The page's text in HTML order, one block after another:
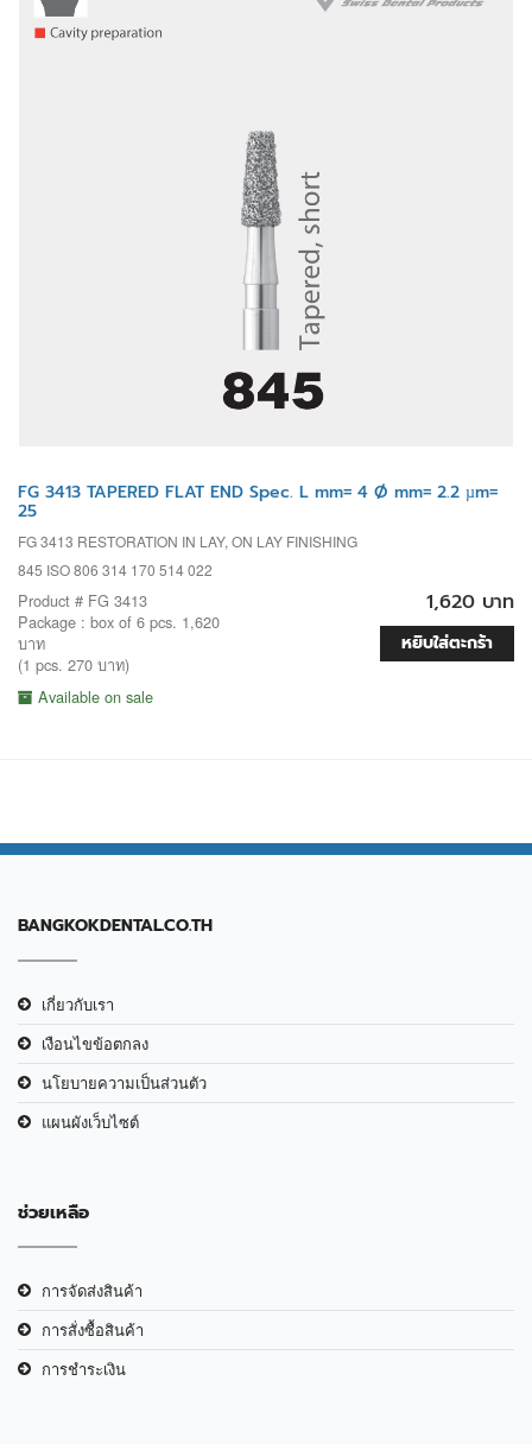
FG 3413 TAPERED FLAT END Spec. L mm= 4 Ø mm= 2.2 µm=
25
FG 3413 RESTORATION IN LAY, ON LAY FINISHING
845 ISO 806 314 170 514 022
Product # FG 3413
Package : box of 6 pcs. 1,620
บาท
(1 pcs. 270 บาท)
Available on sale
1,620 บาท
หยิบใส่ตะกร้า
BANGKOKDENTAL.CO.TH
เกี่ยวกับเรา
เงือนไขข้อตกลง
นโยบายความเป็นส่วนตัว
แผนผังเว็บไซต์
ช่วยเหลือ
การจัดส่งสินค้า
การสั่งซื้อสินค้า
การชำระเงิน